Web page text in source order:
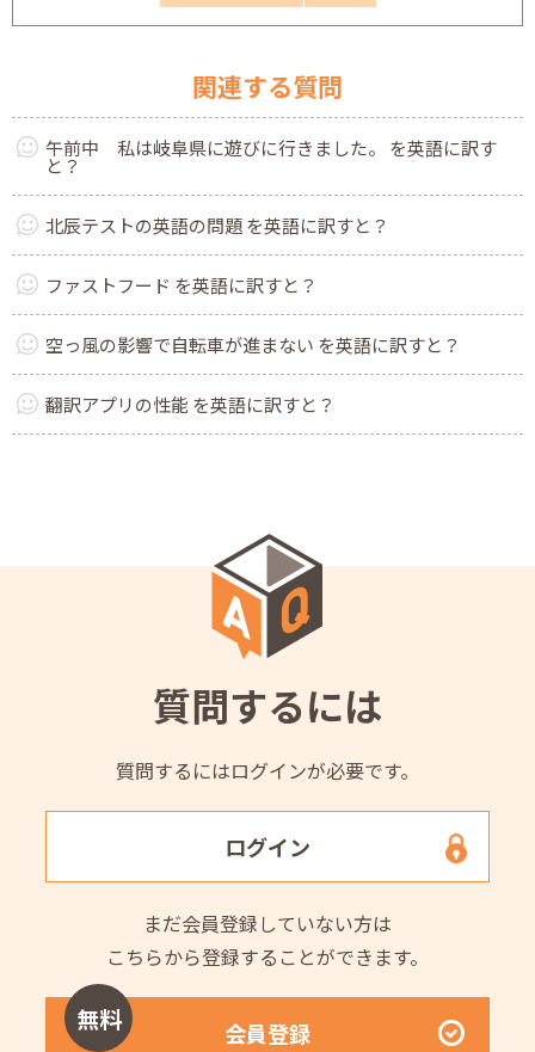
関連する質問
午前中 私は岐阜県に遊びに行きました。 を英語に訳す
と？
北辰テストの英語の問題 を英語に訳すと？
ファストフード を英語に訳すと？
空っ風の影響で自転車が進まない を英語に訳すと？
翻訳アプリの性能 を英語に訳すと？
質問するには
質問するにはログインが必要です。
ログイン
まだ会員登録していない方は
こちらから登録することができます。
無料 会員登録